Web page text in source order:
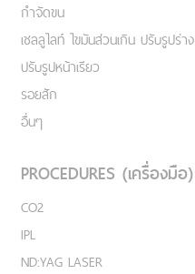
กำจัดขน
เชลลูไลท์ ไขมันส่วนเกิน ปรับรูปร่าง
ปรับรูปหน้าเรียว
รอยสัก
อื่นๆ
PROCEDURES (เครื่องมือ)
CO2
IPL
ND:YAG LASER